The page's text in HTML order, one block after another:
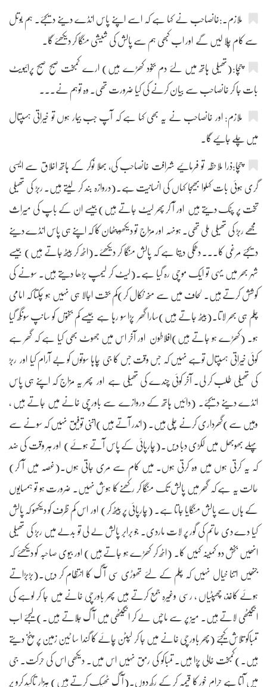
ملازم۔:خانصاحب نے کہا ہے کہ اسے اپنے پاس انڈے دینے دیجئے۔ ہم بوتل
سے کام چلا لیں گے اور اب کبھی ہم سے پالش کی شیشی منگا کر دیکھئے گا۔
چچا:(تھیلی ہاتھ میں لئے دم بخود کھڑے ہیں) ارے کمبخت صبح صبح پرائیویٹ
بات جا کر خانصاحب سے بیان کرنے کی کیا ضرورت تھی۔ وہ توہم نے۔۔۔
ملازم: اور خانصاحب نے یہ بھی کہا ہے کہ آپ جب بیمار ہوں تو خیراتی ہسپتال
میں چلے جائیے گا۔
چچا:ذرا ملاحظہ تو فرمائیے شرافت خانصاحب کی، بھلا نوکر کے ہاتھ اخلاق سے ایسی
گری ہوئی بات کہلوا بھیجا کہاں کی انسانیت ہے۔(دروازہ بند کر لیتے ہیں۔ ربڑ کی تھیلی
تخت پر پٹک دیتے ہیں اور آ کر پھر لیٹ جاتے ہیں)جیسے ان کے باپ کی میراث
مجھے ربڑ کی تھیلی ملی تھی۔ ہونہہ اور مزاج تو دیکھو پٹھان کا کہ اپنے ہی پاس انڈے دینے
دیجئے مرغی کا۔۔۔ دھمکی دیتا ہے کہ پالش منگا کر دیکھئے۔(اٹھ کر بیٹھ جاتے ہیں) جیسے
شہر بھر میں یہی تو ایک موچی رہ گیا ہے۔(لیٹ کر لیمپ بڑھا دیتے ہیں۔ سونے کی
کوشش کرتے ہیں۔ لحاف میں سے منھ نکال کر)کم بخت اجالا ہی نہیں ہو چکتا کہ امامی
چلم ہی بھر لاتا۔(بیٹھ جاتے ہیں)سارا گھر پڑا سو رہا ہے جیسے کم بختوں کو سانپ سونگھ گیا
ہو۔ (کھڑے ہو جاتے ہیں)افلاطون اور آخر اس میں جھوٹ بھی کیا ہے کہ گھر ہے
کوئی خیراتی ہسپتال توہے نہیں کہ جس وقت جس کا جی چاہا سوتوں کو بے آرام کیا اور ربڑ
کی تھیلی طلب کر لی۔ آخر کوئی چندے کی تھیلی ہے اور پھر یہ مزاج کہ اپنے ہی پاس
انڈے دینے دیجئے۔ (دائیں ہاتھ کے دروازے سے باورچی خانے میں جاتے ہیں ،
وہیں سے)گھرداری کرنے چلی ہیں۔ (اندر آتے ہیں)اتنی توفیق نہیں کہ سونے سے
پہلے بھوبھل میں لکڑی دبا دیں۔(چارپائی کے پاس آتے ہوئے) اور ہر وقت کی ضد
کہ یہ کرتی ہوں میں وہ کرتی ہوں۔ میں کام سے مری جاتی ہوں۔(غصہ میں آ کر)
حالت یہ ہے کہ گھر میں پالش تک منگا کر رکھنے کا ہوش نہیں۔ ضرورت ہو تو ہمسایوں
کے ہاں سے پالش منگایا جاتا ہے۔ (چارپائی پر بیٹھ کر) اور اس کم ظرف کو دیکھو کہ پالش
کیا دے دی حاتم کی گور پر لات ماردی۔ جو برابر پالش لے لی تو بدلے میں ربڑ کی تھیلی
انھیں بخش دو کمینہ کہیں کا۔ (اٹھ کر کھڑے ہو جاتے ہیں) اور بیوی صاحبہ کو دیکھئے کہ
جنھیں اتنا خیال نہیں کہ چلم کے لئے تھوڑی سی آگ کا انتظام کر دیں۔(بڑبڑاتے
ہوئے کاغذ، چھپٹیاں ، رسی وغیرہ جمع کرتے ہیں پھر باورچی خانے میں جا کر لوہے کی
انگیٹھی لاتے ہیں۔ میز پر سے ماچس لے کر انگیٹھی میں آگ جلاتے ہیں۔) لیجئے اب
تمباکو تلاش کیجئے (پھر باورچی خانے میں جا کر لپٹن چائے کا گندا سا ٹین زمین پر پٹخ دیتے
ہیں۔)کمبخت خالی پڑا ہیں۔ تمباکو کی رمق نہیں اس میں۔ دیکھی اس کی حرکت۔ جی
میں آتا ہے حرام خور کا قیمہ کر کے رکھ دوں۔(آگ ٹھیک کرتے ہیں) ہزار تاکید کرو پر